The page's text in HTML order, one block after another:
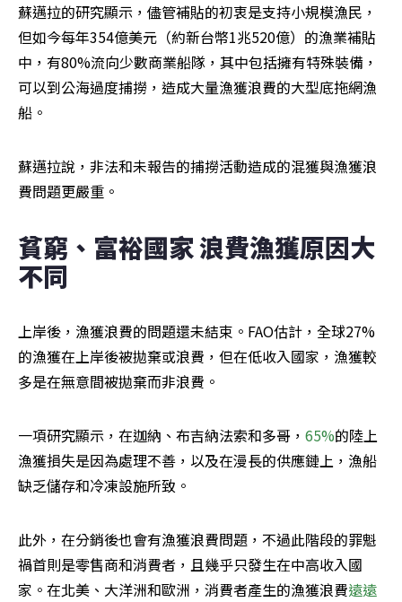
蘇邁拉的研究顯示，儘管補貼的初衷是支持小規模漁民，
但如今每年354億美元（約新台幣1兆520億）的漁業補貼
中，有80%流向少數商業船隊，其中包括擁有特殊裝備，
可以到公海過度捕撈，造成大量漁獲浪費的大型底拖網漁
船。
蘇邁拉說，非法和未報告的捕撈活動造成的混獲與漁獲浪
費問題更嚴重。
貧窮、富裕國家 浪費漁獲原因大
不同
上岸後，漁獲浪費的問題還未結束。FAO估計，全球27%
的漁獲在上岸後被拋棄或浪費，但在低收入國家，漁獲較
多是在無意間被拋棄而非浪費。
一項研究顯示，在迦納、布吉納法索和多哥， 65%的陸上
漁獲損失是因為處理不善，以及在漫長的供應鏈上，漁船
缺乏儲存和冷凍設施所致。
此外，在分銷後也會有漁獲浪費問題，不過此階段的罪魁
禍首則是零售商和消費者，且幾乎只發生在中高收入國
家。在北美、大洋洲和歐洲，消費者產生的漁獲浪費遠遠